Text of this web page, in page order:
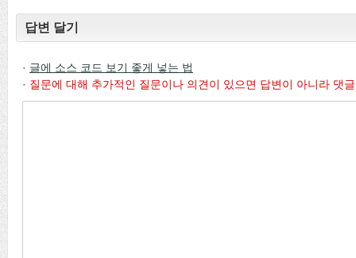
답변 달기
· 글에 소스 코드 보기 좋게 넣는 법
· 질문에 대해 추가적인 질문이나 의견이 있으면 답변이 아니라 댓